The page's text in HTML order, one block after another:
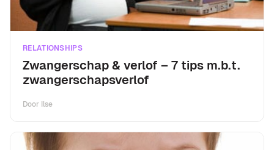
RELATIONSHIPS
Zwangerschap & verlof – 7 tips m.b.t.
zwangerschapsverlof
Door Ilse